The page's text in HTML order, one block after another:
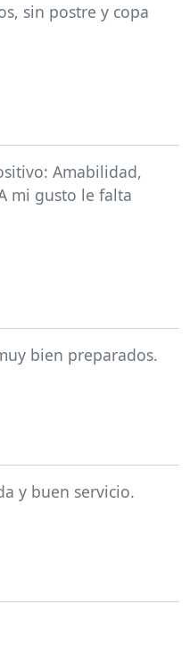
sin postre y copa
Amabilidad,
mi gusto le falta
bien preparados.
y buen servicio.